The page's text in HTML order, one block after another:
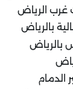
غرب الرياض
بالرياض
بالرياض
الدمام